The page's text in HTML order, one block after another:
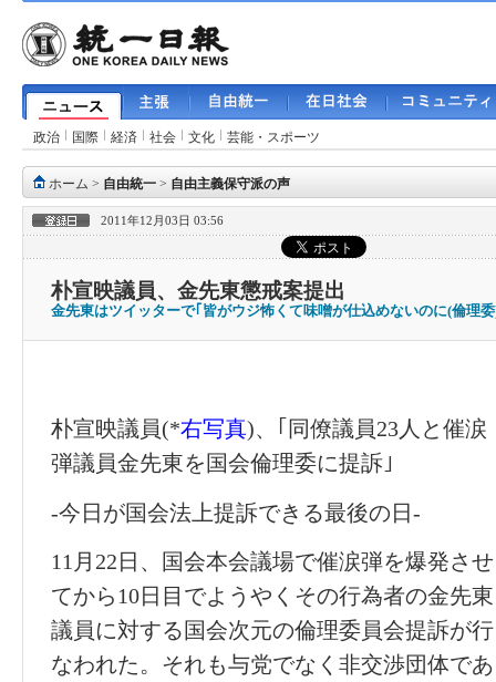
政治 国際 経済 社会 文化 芸能・スポーツ
ホーム > 自由統一 > 自由主義保守派の声
2011年12月03日 03:56
朴宣映議員、金先東懲戒案提出
金先東はツイッターで｢皆がウジ怖くて味噌が仕込めないのに(倫理
朴宣映議員(*右写真)、｢同僚議員23人と催涙
弾議員金先東を国会倫理委に提訴｣
-今日が国会法上提訴できる最後の日-
11月22日、国会本会議場で催涙弾を爆発させ
てから10日目でようやくその行為者の金先東
議員に対する国会次元の倫理委員会提訴が行
なわれた。それも与党でなく非交渉団体であ